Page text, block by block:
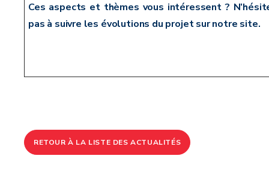
Ces aspects et thèmes vous intéressent ?
pas à suivre les évolutions du projet sur notre site.
RETOUR À LA LISTE DES ACTUALITÉS